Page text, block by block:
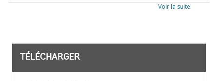
Voir la suite
TÉLÉCHARGER